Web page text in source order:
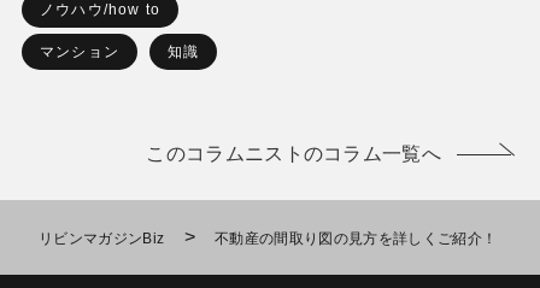
ノウハウ/how to
マンション 知識
このコラムニストのコラム一覧へ
リビンマガジンBiz > 不動産の間取り図の見方を詳しくご紹介！